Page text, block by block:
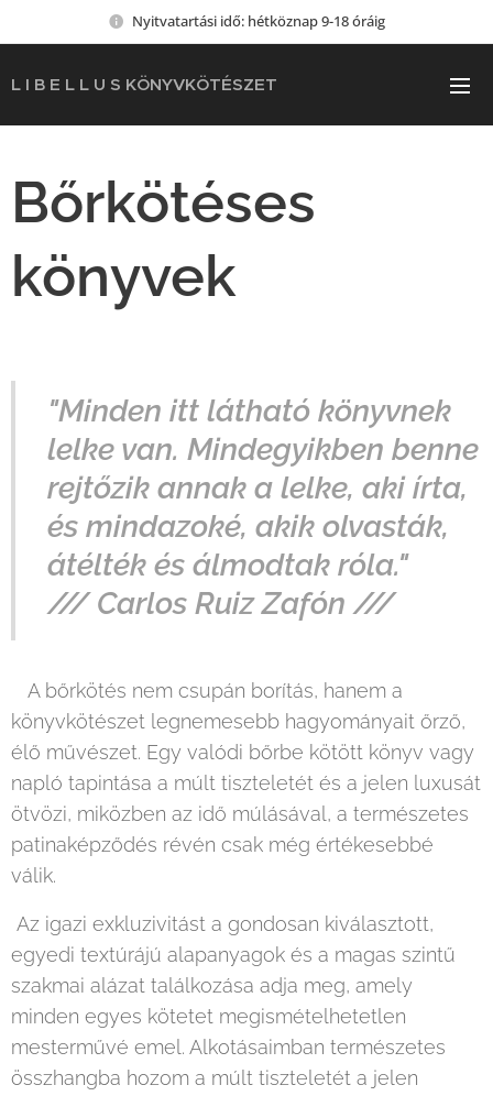
Nyitvatartási idő: hétköznap 9-18 óráig
L I B E L L U S KÖNYVKÖTÉSZET
Bőrkötéses
könyvek
"Minden itt látható könyvnek
lelke van. Mindegyikben benne
rejtőzik annak a lelke, aki írta,
és mindazoké, akik olvasták,
átélték és álmodtak róla."
/// Carlos Ruiz Zafón ///
A bőrkötés nem csupán borítás, hanem a
könyvkötészet legnemesebb hagyományait őrző,
élő művészet. Egy valódi bőrbe kötött könyv vagy
napló tapintása a múlt tiszteletét és a jelen luxusát
ötvözi, miközben az idő múlásával, a természetes
patinaképződés révén csak még értékesebbé
válik.
Az igazi exkluzivitást a gondosan kiválasztott,
egyedi textúrájú alapanyagok és a magas szintű
szakmai alázat találkozása adja meg, amely
minden egyes kötetet megismételhetetlen
mesterművé emel. Alkotásaimban természetes
összhangba hozom a múlt tiszteletét a jelen